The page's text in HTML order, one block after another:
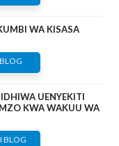
WA KISASA
UENYEKITI
KWA WAKUU WA
BLOG